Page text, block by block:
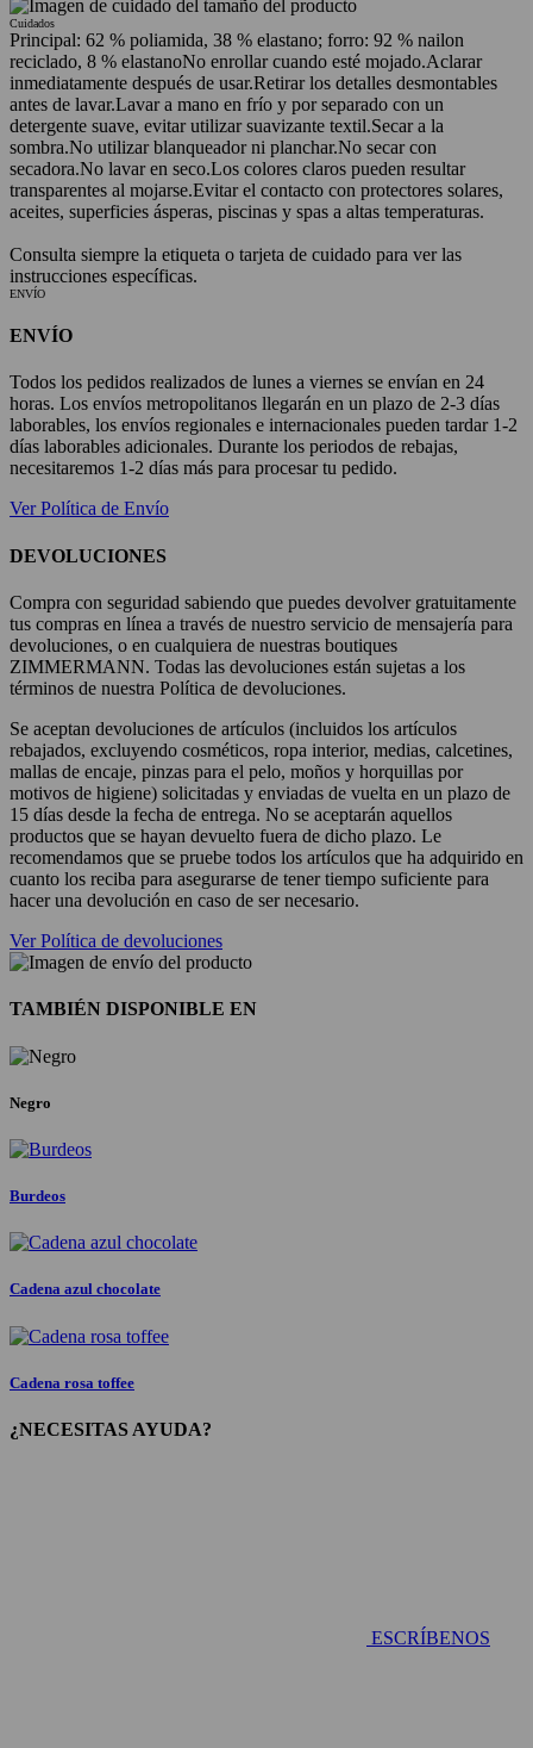
Cuidados
Principal: 62 % poliamida, 38 % elastano; forro: 92 % nailon
reciclado, 8 % elastanoNo enrollar cuando esté mojado.Aclarar
inmediatamente después de usar.Retirar los detalles desmontables
antes de lavar.Lavar a mano en frío y por separado con un
detergente suave, evitar utilizar suavizante textil.Secar a la
sombra.No utilizar blanqueador ni planchar.No secar con
secadora.No lavar en seco.Los colores claros pueden resultar
transparentes al mojarse.Evitar el contacto con protectores solares,
aceites, superficies ásperas, piscinas y spas a altas temperaturas.
Consulta siempre la etiqueta o tarjeta de cuidado para ver las
instrucciones específicas.
ENVÍO
ENVÍO
Todos los pedidos realizados de lunes a viernes se envían en 24
horas. Los envíos metropolitanos llegarán en un plazo de 2-3 días
laborables, los envíos regionales e internacionales pueden tardar 1-2
días laborables adicionales. Durante los periodos de rebajas,
necesitaremos 1-2 días más para procesar tu pedido.
Ver Política de Envío
DEVOLUCIONES
Compra con seguridad sabiendo que puedes devolver gratuitamente
tus compras en línea a través de nuestro servicio de mensajería para
devoluciones, o en cualquiera de nuestras boutiques
ZIMMERMANN. Todas las devoluciones están sujetas a los
términos de nuestra Política de devoluciones.
Se aceptan devoluciones de artículos (incluidos los artículos
rebajados, excluyendo cosméticos, ropa interior, medias, calcetines,
mallas de encaje, pinzas para el pelo, moños y horquillas por
motivos de higiene) solicitadas y enviadas de vuelta en un plazo de
15 días desde la fecha de entrega. No se aceptarán aquellos
productos que se hayan devuelto fuera de dicho plazo. Le
recomendamos que se pruebe todos los artículos que ha adquirido en
cuanto los reciba para asegurarse de tener tiempo suficiente para
hacer una devolución en caso de ser necesario.
Ver Política de devoluciones
TAMBIÉN DISPONIBLE EN
Negro
Burdeos
Cadena azul chocolate
Cadena rosa toffee
¿NECESITAS AYUDA?
ESCRÍBENOS